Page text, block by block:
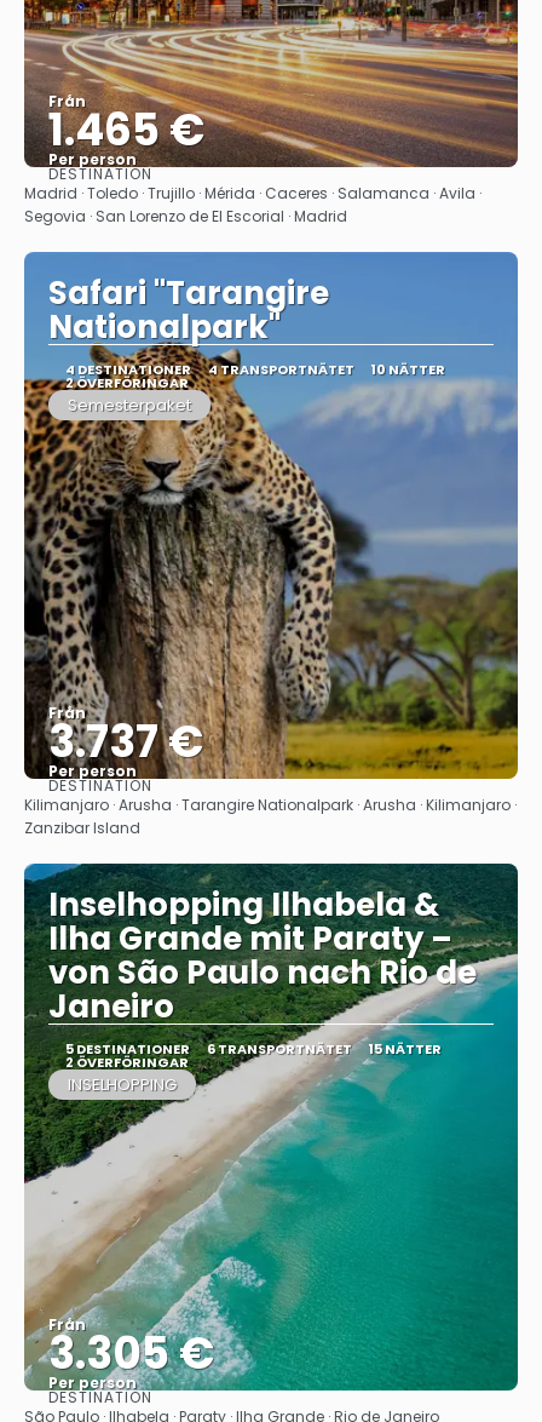
Från
1.465 €
Per person
Se
DESTINATION
Madrid · Toledo · Trujillo · Mérida · Caceres · Salamanca · Avila ·
Segovia · San Lorenzo de El Escorial · Madrid
Safari "Tarangire
Nationalpark"
4 DESTINATIONER 4 TRANSPORTNÄTET 10 NÄTTER
2 ÖVERFÖRINGAR
Semesterpaket
Från
3.737 €
Per person
Se
DESTINATION
Kilimanjaro · Arusha · Tarangire Nationalpark · Arusha · Kilimanjaro ·
Zanzibar Island
Inselhopping Ilhabela &
Ilha Grande mit Paraty –
von São Paulo nach Rio de
Janeiro
5 DESTINATIONER 6 TRANSPORTNÄTET 15 NÄTTER
2 ÖVERFÖRINGAR
INSELHOPPING
Från
3.305 €
Per person
Se
DESTINATION
São Paulo · Ilhabela · Paraty · Ilha Grande · Rio de Janeiro